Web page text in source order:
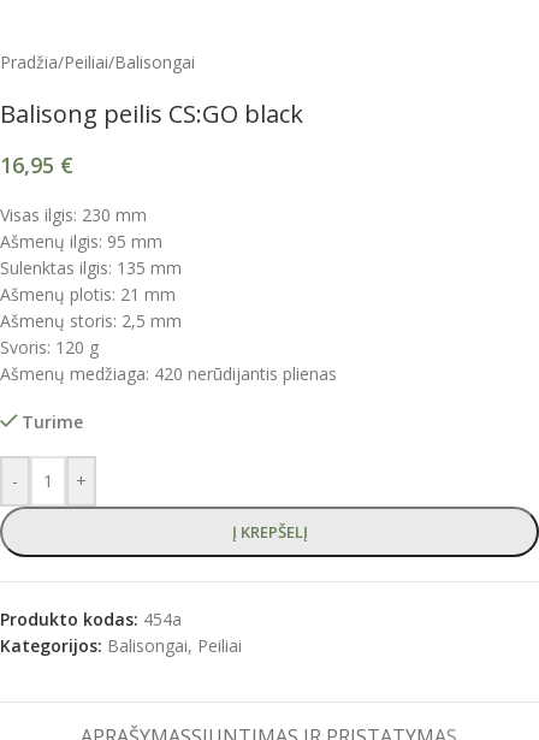
Pradžia/Peiliai/Balisongai
Balisong peilis CS:GO black
16,95 €
Visas ilgis: 230 mm
Ašmenų ilgis: 95 mm
Sulenktas ilgis: 135 mm
Ašmenų plotis: 21 mm
Ašmenų storis: 2,5 mm
Svoris: 120 g
Ašmenų medžiaga: 420 nerūdijantis plienas
Turime
- +
Į KREPŠELĮ
Produkto kodas: 454a
Kategorijos: Balisongai, Peiliai